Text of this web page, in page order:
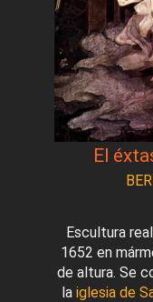
El
Escultura
1652 en
de altura. Se
la iglesia de